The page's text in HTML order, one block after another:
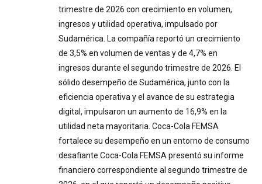
trimestre de 2026 con crecimiento en volumen,
ingresos y utilidad operativa, impulsado por
Sudamérica. La compañía reportó un crecimiento
de 3,5% en volumen de ventas y de 4,7% en
ingresos durante el segundo trimestre de 2026. El
sólido desempeño de Sudamérica, junto con la
eficiencia operativa y el avance de su estrategia
digital, impulsaron un aumento de 16,9% en la
utilidad neta mayoritaria. Coca-Cola FEMSA
fortalece su desempeño en un entorno de consumo
desafiante Coca-Cola FEMSA presentó su informe
financiero correspondiente al segundo trimestre de